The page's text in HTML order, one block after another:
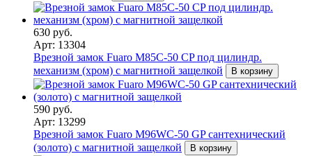
630 руб.
Арт: 13304
Врезной замок Fuaro M85C-50 CP под цилиндр.
механизм (хром) с магнитной защелкой
В корзину
590 руб.
Арт: 13299
Врезной замок Fuaro M96WC-50 GP сантехнический
(золото) с магнитной защелкой
В корзину